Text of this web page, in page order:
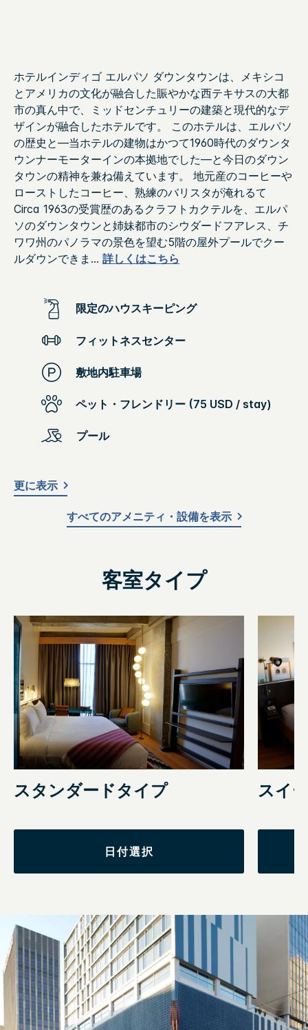
ホテルインディゴ エルパソ ダウンタウンは、メキシコ
とアメリカの文化が融合した賑やかな西テキサスの大都
市の真ん中で、ミッドセンチュリーの建築と現代的なデ
ザインが融合したホテルです。 このホテルは、エルパソ
の歴史と—当ホテルの建物はかつて1960時代のダウンタ
ウンナーモーターインの本拠地でした—と今日のダウン
タウンの精神を兼ね備えています。 地元産のコーヒーや
ローストしたコーヒー、熟練のバリスタが淹れるて
Circa 1963の受賞歴のあるクラフトカクテルを、エルパ
ソのダウンタウンと姉妹都市のシウダードフアレス、チ
ワワ州のパノラマの景色を望む5階の屋外プールでクー
ルダウンできま ... 詳しくはこちら
限定のハウスキーピング
フィットネスセンター
敷地内駐車場
ペット・フレンドリー (75 USD / stay)
プール
更に表示
すべてのアメニティ・設備を表示
客室タイプ
スタンダードタイプ
日付選択
スイ